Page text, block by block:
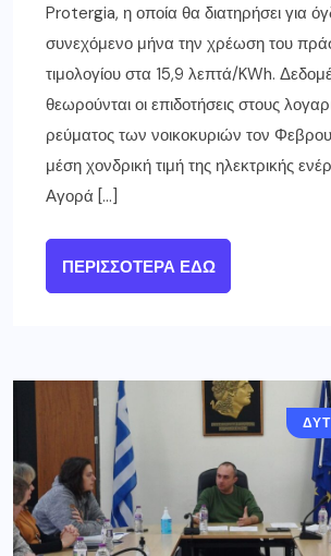
Protergia, η οποία θα διατηρήσει για
συνεχόμενο μήνα την χρέωση του
τιμολογίου στα 15,9 λεπτά/KWh.
θεωρούνται οι επιδοτήσεις στους
ρεύματος των νοικοκυριών τον
μέση χονδρική τιμή της ηλεκτρικής
Αγορά […]
ΠΕΡΙΣΣΌΤΕΡΑ ΕΔΏ